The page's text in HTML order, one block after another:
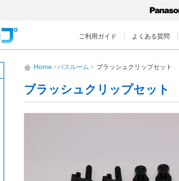
ご利用ガイド よくある質問
Home バスルーム ブラッシュクリップセット
ブラッシュクリップセット